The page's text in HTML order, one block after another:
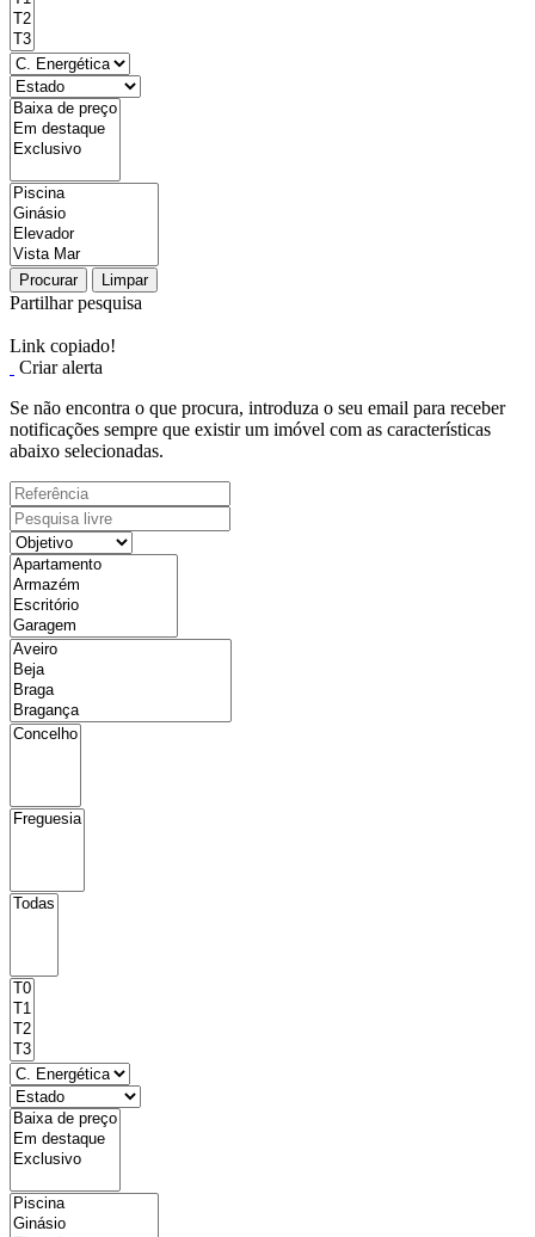
Procurar Limpar
Partilhar pesquisa
Link copiado!
Criar alerta
Se não encontra o que procura, introduza o seu email para receber
notificações sempre que existir um imóvel com as características
abaixo selecionadas.